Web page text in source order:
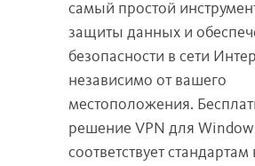
самый простой
защиты данных и
безопасности в сети
независимо от вашего
местоположения.
решение VPN для
соответствует стандартам